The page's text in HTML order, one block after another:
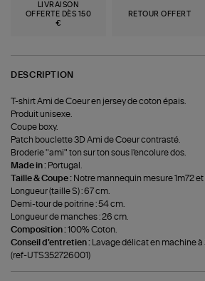
LIVRAISON
OFFERTE DÈS 150
€
RETOUR OFFERT
DESCRIPTION
T-shirt Ami de Coeur en jersey de coton épais.
Produit unisexe.
Coupe boxy.
Patch bouclette 3D Ami de Coeur contrasté.
Broderie "ami" ton sur ton sous l'encolure dos.
Made in : Portugal.
Taille & Coupe : Notre mannequin mesure 1m72 et
Longueur (taille S) : 67 cm.
Demi-tour de poitrine : 54 cm.
Longueur de manches : 26 cm.
Composition :100% Coton.
Conseil d'entretien :
Lavage délicat en machine à
(ref-UTS352726001)